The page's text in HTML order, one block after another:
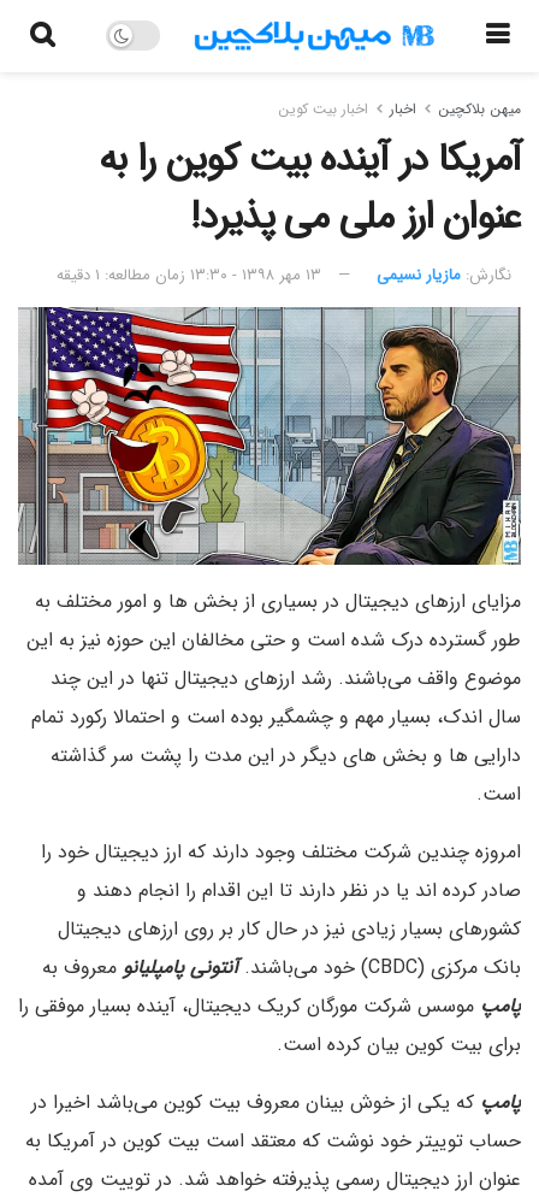
میهن بلاکچین اخبار اخبار بیت کوین
آمریکا در آینده بیت کوین را به
عنوان ارز ملی می پذیرد!
نگارش:‌ مازیار نسیمی ۱۳ مهر ۱۳۹۸ - ۱۳:۳۰ زمان مطالعه: ۱ دقیقه
مزایای ارزهای دیجیتال در بسیاری از بخش ها و امور مختلف به
طور گسترده درک شده است و حتی مخالفان این حوزه نیز به این
موضوع واقف می‌باشند. رشد ارزهای دیجیتال تنها در این چند
سال اندک، بسیار مهم و چشمگیر بوده است و احتمالا رکورد تمام
دارایی ها و بخش های دیگر در این مدت را پشت سر گذاشته
است.
امروزه چندین شرکت مختلف وجود دارند که ارز دیجیتال خود را
صادر کرده اند یا در نظر دارند تا این اقدام را انجام دهند و
کشورهای بسیار زیادی نیز در حال کار بر روی ارزهای دیجیتال
بانک مرکزی (CBDC) خود می‌باشند.
آنتونی پامپلیانو معروف به
پامپ موسس شرکت مورگان کریک دیجیتال، آینده بسیار موفقی را
برای بیت کوین بیان کرده است.
پامپ که یکی از خوش بینان معروف بیت کوین می‌باشد اخیرا در
حساب توییتر خود نوشت که معتقد است بیت کوین در آمریکا به
عنوان ارز دیجیتال رسمی پذیرفته خواهد شد. در توییت وی آمده